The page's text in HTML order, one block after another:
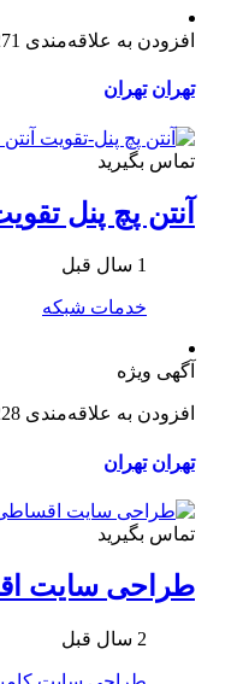
افزودن به علاقه‌مندی 271
تهران تهران
تماس بگیرید
آنتن پچ پنل
1 سال قبل
خدمات شبکه
آگهی ویژه
افزودن به علاقه‌مندی 1228
تهران تهران
تماس بگیرید
طراحی سایت
2 سال قبل